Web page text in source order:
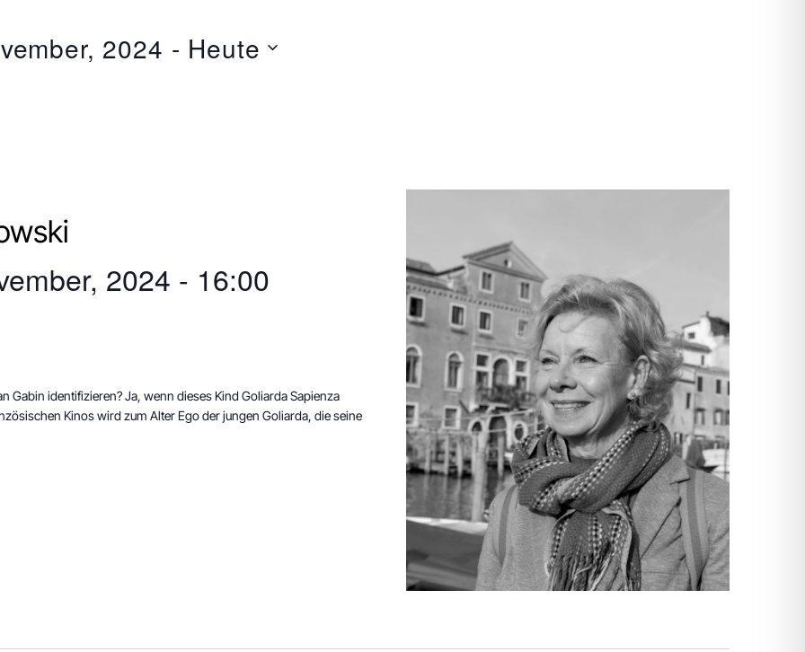
2024 - Heute
2024 - 16:00
Gabin identifizieren? Ja, wenn dieses Kind Goliarda Sapienza
Kinos wird zum Alter Ego der jungen Goliarda, die seine